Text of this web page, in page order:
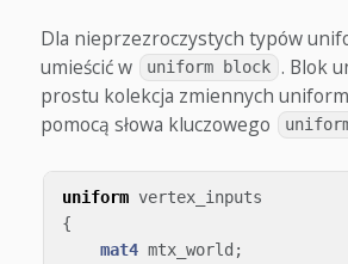
Dla nieprzezroczystych typów
umieścić w
uniform block . Blok
prostu kolekcja zmiennych
pomocą słowa kluczowego
uniform vertex_inputs
{
mat4 mtx_world ;